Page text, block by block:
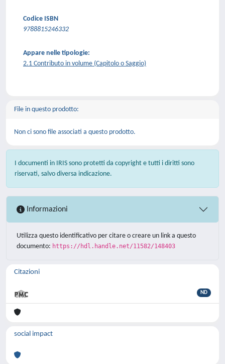
Codice ISBN
9788815246332
Appare nelle tipologie:
2.1 Contributo in volume (Capitolo o Saggio)
File in questo prodotto:
Non ci sono file associati a questo prodotto.
I documenti in IRIS sono protetti da copyright e tutti i diritti sono
riservati, salvo diversa indicazione.
Informazioni
Utilizza questo identificativo per citare o creare un link a questo
documento: https://hdl.handle.net/11582/148403
Citazioni
ND
social impact